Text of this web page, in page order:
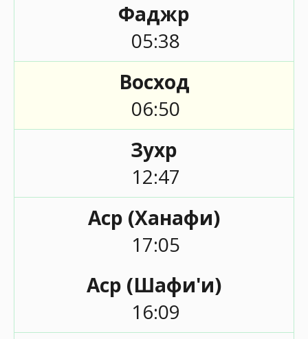
Фаджр
05:38
Восход
06:50
Зухр
12:47
Аср (Ханафи)
17:05
Аср (Шафи'и)
16:09